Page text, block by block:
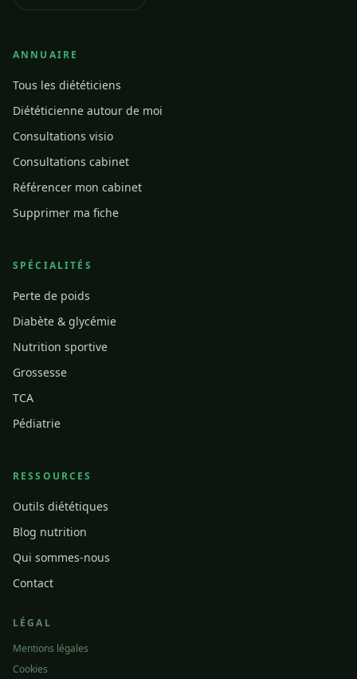
ANNUAIRE
Tous les diététiciens
Diététicienne autour de moi
Consultations visio
Consultations cabinet
Référencer mon cabinet
Supprimer ma fiche
SPÉCIALITÉS
Perte de poids
Diabète & glycémie
Nutrition sportive
Grossesse
TCA
Pédiatrie
RESSOURCES
Outils diététiques
Blog nutrition
Qui sommes-nous
Contact
LÉGAL
Mentions légales
Cookies